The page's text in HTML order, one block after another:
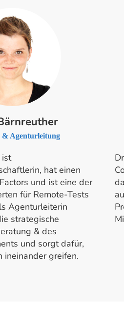
Agenturleitung
ist
hat einen
und ist eine der
für Remote-Tests
Agenturleiterin
strategische
& des
und sorgt dafür,
ineinander greifen.